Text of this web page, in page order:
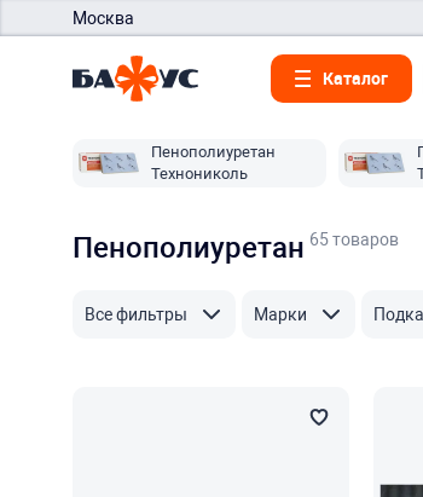
Москва
Каталог
Пенополиуретан
Технониколь
Пенополиуретан65 товаров
Все фильтры Марки